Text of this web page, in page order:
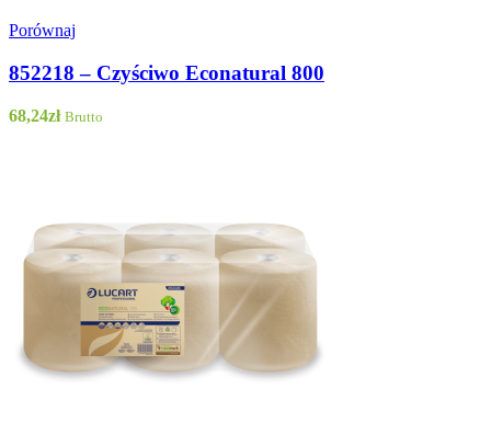
Porównaj
852218 – Czyściwo Econatural 800
68,24zł Brutto